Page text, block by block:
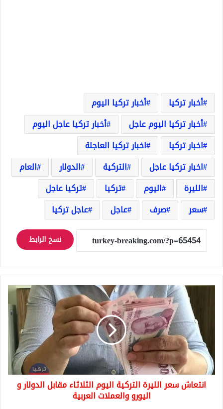
أخبار تركيا
أخبار تركيا اليوم
أخبار تركيا اليوم عاجل
أخبار تركيا عاجل اليوم
اخبار تركيا
اخبار تركيا العاجلة
اخبار تركيا عاجل
التركية الدولار
العام
الليرة
اليوم تركيا
تركيا عاجل
سعر
صرف عاجل عاجل تركيا
نسخ الرابط
انتعاش
التركية
الثلاثاء
مقابل
الدولار
و
اليوروانتعاش سعر الليرة التركية اليوم الثلاثاء مقابل الدولار و
اليورو والعملات العربية